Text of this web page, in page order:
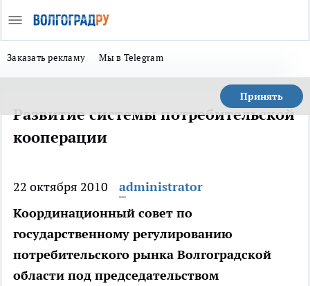
Заказать рекламу Мы в Telegram
Принять
Развитие системы потребительской
кооперации
22 октября 2010
administrator
Координационный совет по
государственному регулированию
потребительского рынка Волгоградской
области под председательством